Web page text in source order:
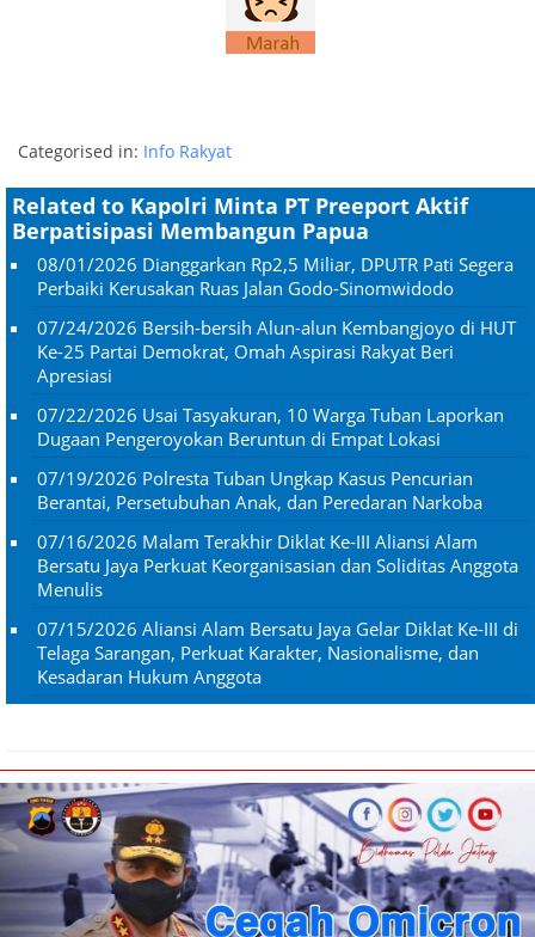
Categorised in: Info Rakyat
Related to Kapolri Minta PT Preeport Aktif
Berpatisipasi Membangun Papua
08/01/2026 Dianggarkan Rp2,5 Miliar, DPUTR Pati Segera
Perbaiki Kerusakan Ruas Jalan Godo-Sinomwidodo
07/24/2026 Bersih-bersih Alun-alun Kembangjoyo di HUT
Ke-25 Partai Demokrat, Omah Aspirasi Rakyat Beri
Apresiasi
07/22/2026 Usai Tasyakuran, 10 Warga Tuban Laporkan
Dugaan Pengeroyokan Beruntun di Empat Lokasi
07/19/2026 Polresta Tuban Ungkap Kasus Pencurian
Berantai, Persetubuhan Anak, dan Peredaran Narkoba
07/16/2026 Malam Terakhir Diklat Ke-III Aliansi Alam
Bersatu Jaya Perkuat Keorganisasian dan Soliditas Anggota
Menulis
07/15/2026 Aliansi Alam Bersatu Jaya Gelar Diklat Ke-III di
Telaga Sarangan, Perkuat Karakter, Nasionalisme, dan
Kesadaran Hukum Anggota